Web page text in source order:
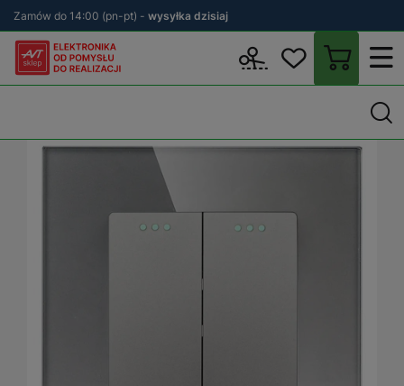
Zamów do 14:00 (pn-pt) - wysyłka dzisiaj
Osprzęt elektryczny i